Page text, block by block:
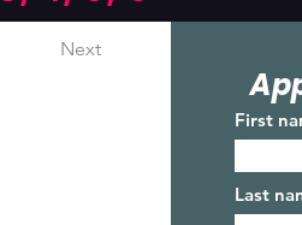
Next
First
Last